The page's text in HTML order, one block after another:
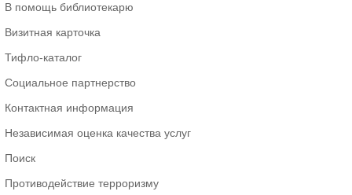
В помощь библиотекарю
Визитная карточка
Тифло-каталог
Социальное партнерство
Контактная информация
Независимая оценка качества услуг
Поиск
Противодействие терроризму